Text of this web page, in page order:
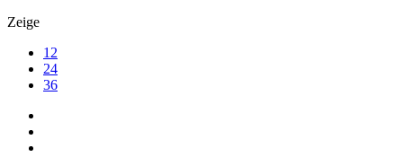
Zeige
12
24
36